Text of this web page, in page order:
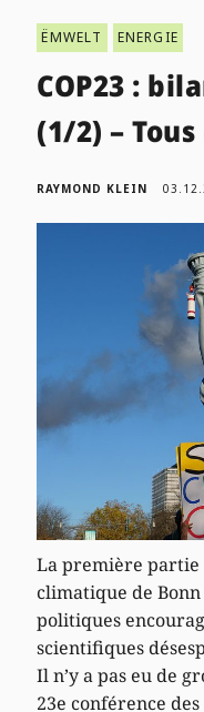
ËMWELT ENERGIE
COP23 :
(1/2) –
RAYMOND KLEIN
La première partie
climatique de
politiques
scientifiques
Il n’y a pas eu de
23e conférence